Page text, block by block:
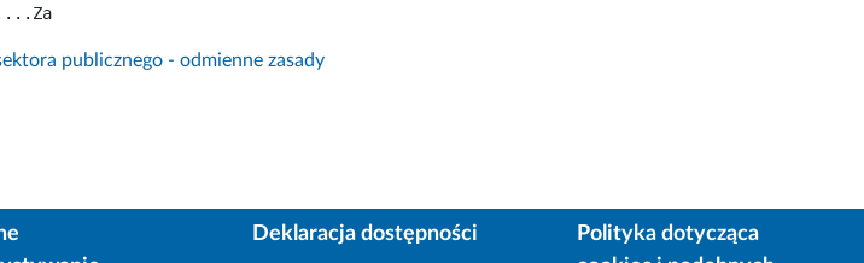
publicznego - odmienne zasady
Deklaracja dostępności
Polityka dotycząca